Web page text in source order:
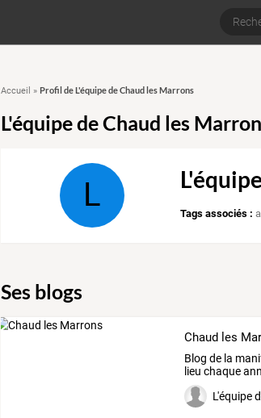
Accueil » Profil de L'équipe de Chaud les Marrons
L'équipe de Chaud les
L Tags associés :
Ses blogs
Chaud les
Blog dela
lieu chaque
à…
L'équipe